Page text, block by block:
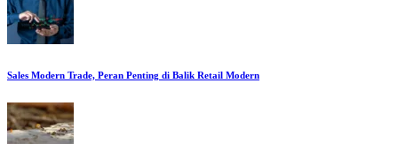
Sales Modern Trade, Peran Penting di Balik Retail Modern